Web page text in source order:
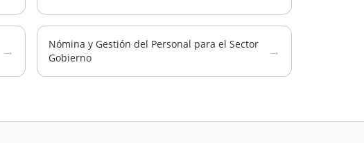
→
Nómina y Gestión del Personal para el Sector
Gobierno
→